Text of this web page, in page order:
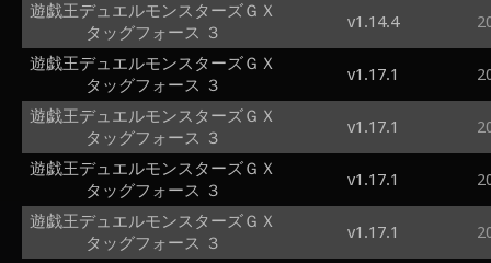
遊戯王デュエルモンスターズＧＸ
タッグフォース ３
v1.14.4
遊戯王デュエルモンスターズＧＸ
タッグフォース ３
v1.17.1
遊戯王デュエルモンスターズＧＸ
タッグフォース ３
v1.17.1
遊戯王デュエルモンスターズＧＸ
タッグフォース ３
v1.17.1
遊戯王デュエルモンスターズＧＸ
タッグフォース ３
v1.17.1